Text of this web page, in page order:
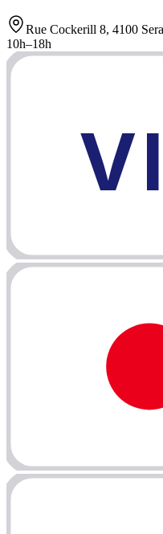
Rue Cockerill 8, 4100
10h–18h